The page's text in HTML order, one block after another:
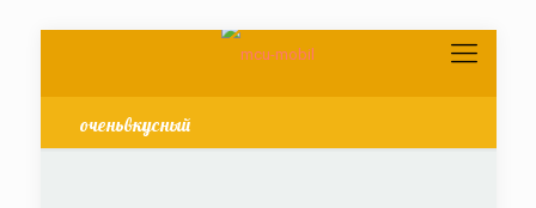
оченьвкусный